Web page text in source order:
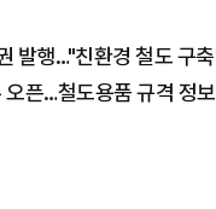
발행…"친환경 철도 구
픈…철도용품 규격 정